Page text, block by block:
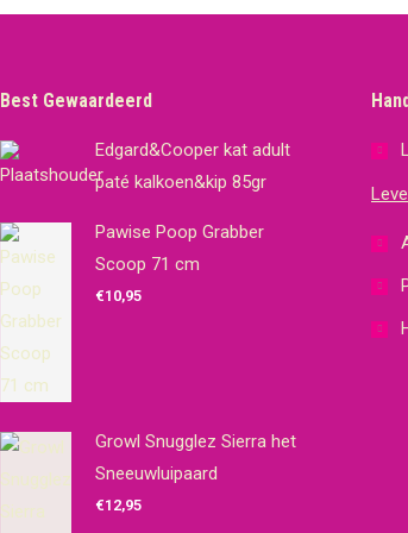
Best Gewaardeerd
Edgard&Cooper kat adult
paté kalkoen&kip 85gr
Pawise Poop Grabber
Scoop 71 cm
€10,95
Growl Snugglez Sierra het
Sneeuwluipaard
€12,95